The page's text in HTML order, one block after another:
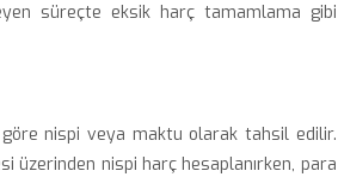
süreçte eksik harç tamamlama gibi
nispi veya maktu olarak tahsil edilir.
üzerinden nispi harç hesaplanırken, para